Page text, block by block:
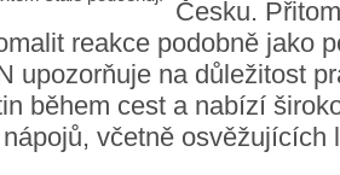
Česku.
reakce podobně jako
upozorňuje na důležitost
během cest a nabízí
včetně osvěžujících